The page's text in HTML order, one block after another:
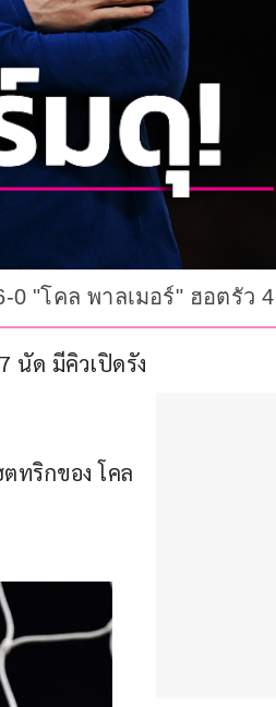
"โคล พาลเมอร์" ฮอตรัว 4
นัด มีคิวเปิดรัง
ทริกของ โคล